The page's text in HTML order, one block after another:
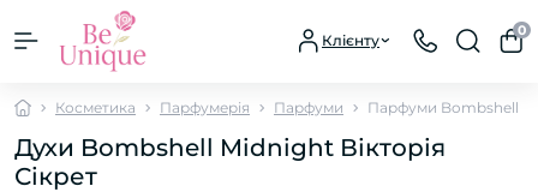
Клієнту
0
Косметика Парфумерія Парфуми Парфуми Bombshell
Духи Bombshell Midnight Вікторія
Сікрет